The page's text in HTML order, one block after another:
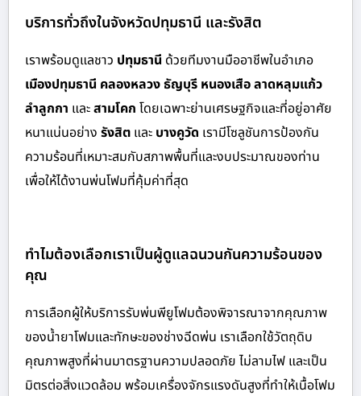
บริการทั่วถึงในจังหวัดปทุมธานี และรังสิต
เราพร้อมดูแลชาว ปทุมธานี ด้วยทีมงานมืออาชีพในอำเภอ
เมืองปทุมธานี คลองหลวง ธัญบุรี หนองเสือ ลาดหลุมแก้ว
ลำลูกกา และสามโคก โดยเฉพาะย่านเศรษฐกิจและที่อยู่อาศัย
หนาแน่นอย่าง รังสิต และ บางคูวัด เรามีโซลูชันการป้องกัน
ความร้อนที่เหมาะสมกับสภาพพื้นที่และงบประมาณของท่าน
เพื่อให้ได้งานพ่นโฟมที่คุ้มค่าที่สุด
ทำไมต้องเลือกเราเป็นผู้ดูแลฉนวนกันความร้อนของ
คุณ
การเลือกผู้ให้บริการรับพ่นพียูโฟมต้องพิจารณาจากคุณภาพ
ของน้ำยาโฟมและทักษะของช่างฉีดพ่น เราเลือกใช้วัตถุดิบ
คุณภาพสูงที่ผ่านมาตรฐานความปลอดภัย ไม่ลามไฟ และเป็น
มิตรต่อสิ่งแวดล้อม พร้อมเครื่องจักรแรงดันสูงที่ทำให้เนื้อโฟม